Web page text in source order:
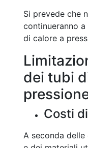
Si prevede che
continueranno
di calore a
dei tubi
Costi
A seconda